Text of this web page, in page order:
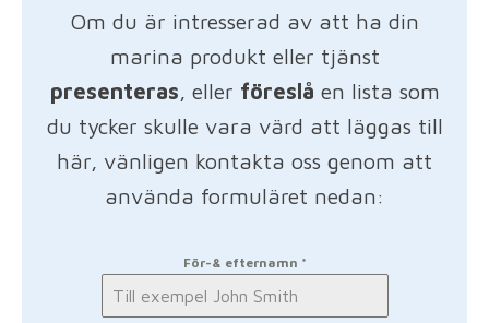
Om du är intresserad av att ha din
marina produkt eller tjänst
presenteras, eller föreslå en lista som
du tycker skulle vara värd att läggas till
här, vänligen kontakta oss genom att
använda formuläret nedan:
För-& efternamn *